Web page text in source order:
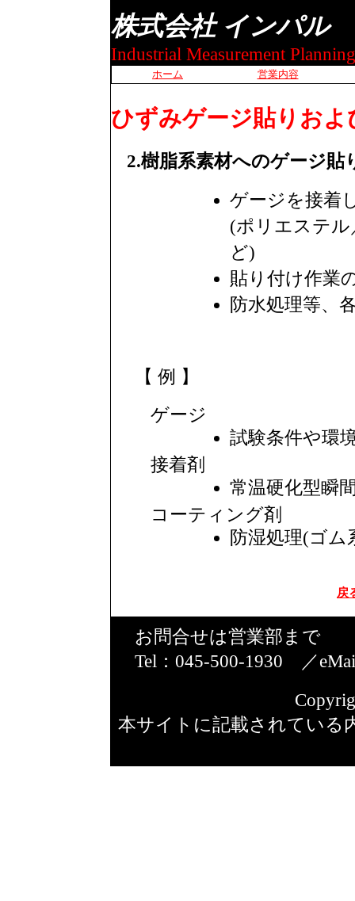
株式会社 インパル
Industrial Measurement
ホーム 営業内容
ひずみゲージ貼りおよ
2.樹脂系素材へのゲージ貼
ゲージを接着
(ポリエステ
ど)
貼り付け作業
防水処理等、
【 例 】
ゲージ
試験条件や環
接着剤
常温硬化型瞬
コーティング剤
防湿処理(ゴ
戻
お問合せは営業部まで
Tel：045-500-1930 ／
本サイトに記載されている